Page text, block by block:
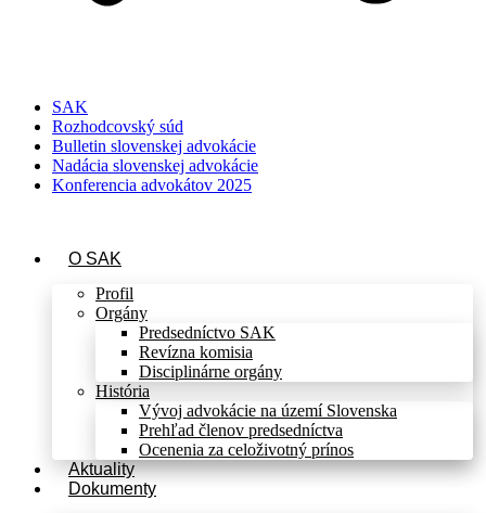
SAK
Rozhodcovský súd
Bulletin slovenskej advokácie
Nadácia slovenskej advokácie
Konferencia advokátov 2025
O SAK
Profil
Orgány
Predsedníctvo SAK
Revízna komisia
Disciplinárne orgány
História
Vývoj advokácie na území Slovenska
Prehľad členov predsedníctva
Ocenenia za celoživotný prínos
Aktuality
Dokumenty